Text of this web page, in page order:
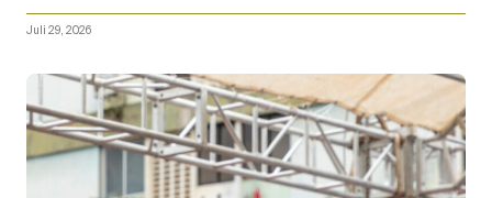
Juli 29, 2026